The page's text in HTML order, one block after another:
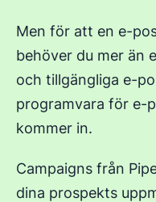
Men för att en e-
behöver du mer än
och tillgängliga e-
programvara för e-
kommer in.
Campaigns från
dina prospekts